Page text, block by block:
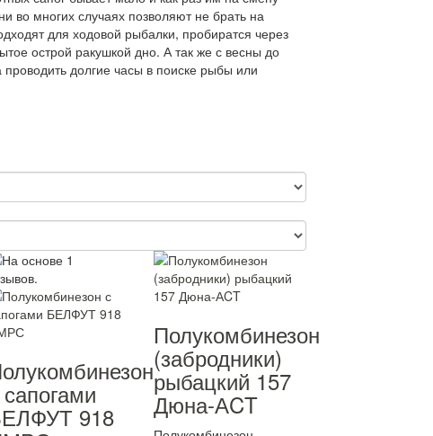
во многих случаях позволяют не брать на
для ходовой рыбалки, пробиратся через
острой ракушкой дно. А так же с весны до
долгие часы в поиске рыбы или
918
Полукомбинезон
(забродники)
рыбацкий 157
Дюна-АCT